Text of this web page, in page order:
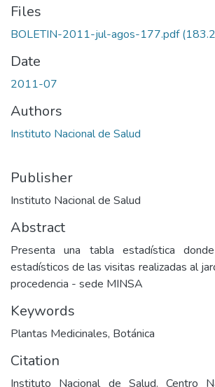
Files
BOLETIN-2011-jul-agos-177.pdf
Date
2011-07
Authors
Instituto Nacional de Salud
Publisher
Instituto Nacional de Salud
Abstract
Presenta una tabla estadística
estadísticos de las visitas realizadas al
procedencia - sede MINSA
Keywords
Plantas Medicinales, Botánica
Citation
Instituto Nacional de Salud. Centro